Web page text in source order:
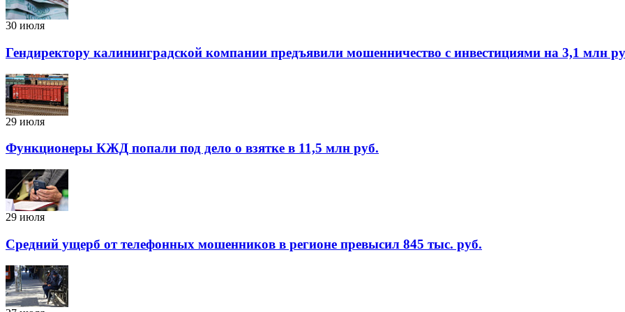
30 июля
Гендиректору калининградской компании предъявили мошенничество с инвестициями на 3,1 млн
29 июля
Функционеры КЖД попали под дело о взятке в 11,5 млн руб.
29 июля
Средний ущерб от телефонных мошенников в регионе превысил 845 тыс. руб.